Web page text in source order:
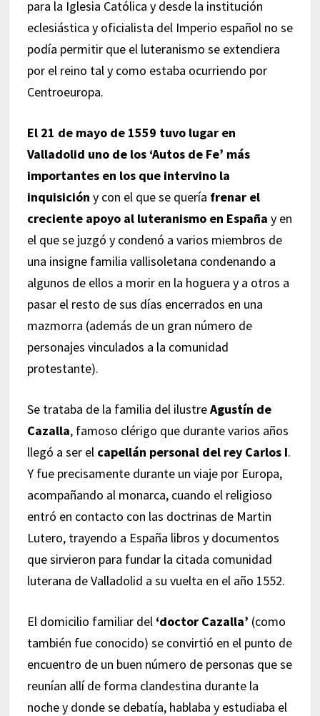
para la Iglesia Católica y desde la institución
eclesiástica y oficialista del Imperio español no se
podía permitir que el luteranismo se extendiera
por el reino tal y como estaba ocurriendo por
Centroeuropa.
El 21 de mayo de 1559 tuvo lugar en
Valladolid uno de los ‘Autos de Fe’ más
importantes en los que intervino la
inquisición y con el que se quería frenar el
creciente apoyo al luteranismo en España y en
el que se juzgó y condenó a varios miembros de
una insigne familia vallisoletana condenando a
algunos de ellos a morir en la hoguera y a otros a
pasar el resto de sus días encerrados en una
mazmorra (además de un gran número de
personajes vinculados a la comunidad
protestante).
Se trataba de la familia del ilustreAgustín de
Cazalla, famoso clérigo que durante varios años
llegó a ser el capellán personal del rey Carlos I.
Y fue precisamente durante un viaje por Europa,
acompañando al monarca, cuando el religioso
entró en contacto con las doctrinas de Martin
Lutero, trayendo a España libros y documentos
que sirvieron para fundar la citada comunidad
luterana de Valladolid a su vuelta en el año 1552.
El domicilio familiar del ‘doctor Cazalla’ (como
también fue conocido) se convirtió en el punto de
encuentro de un buen número de personas que se
reunían allí de forma clandestina durante la
noche y donde se debatía, hablaba y estudiaba el